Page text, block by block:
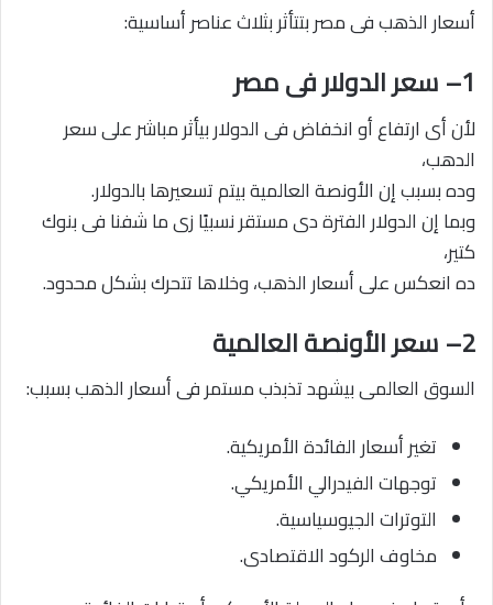
أسعار الذهب فى مصر بتتأثر بثلاث عناصر أساسية:
1– سعر الدولار فى مصر
لأن أى ارتفاع أو انخفاض فى الدولار بيأثر مباشر على سعر
الدهب،
وده بسبب إن الأونصة العالمية بيتم تسعيرها بالدولار.
وبما إن الدولار الفترة دى مستقر نسبيًا زى ما شفنا فى بنوك
كتير،
ده انعكس على أسعار الذهب، وخلاها تتحرك بشكل محدود.
2– سعر الأونصة العالمية
السوق العالمى بيشهد تذبذب مستمر فى أسعار الذهب بسبب:
تغير أسعار الفائدة الأمريكية.
توجهات الفيدرالي الأمريكي.
التوترات الجيوسياسية.
مخاوف الركود الاقتصادى.